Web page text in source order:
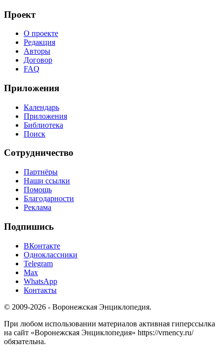
Проект
О проекте
Редакция
Авторы
Договор
FAQ
Приложения
Календарь
Приложения
Библиотека
Поиск
Сотрудничество
Партнёры
Наши ссылки
Помощь
Благодарности
Реклама
Подпишись
ВКонтакте
Одноклассники
Telegram
Max
WhatsApp
Контакты
© 2009-2026 - Воронежская Энциклопедия.
При любом использовании материалов активная гиперссылка
на сайт «Воронежская Энциклопедия» https://vrnency.ru/
обязательна.